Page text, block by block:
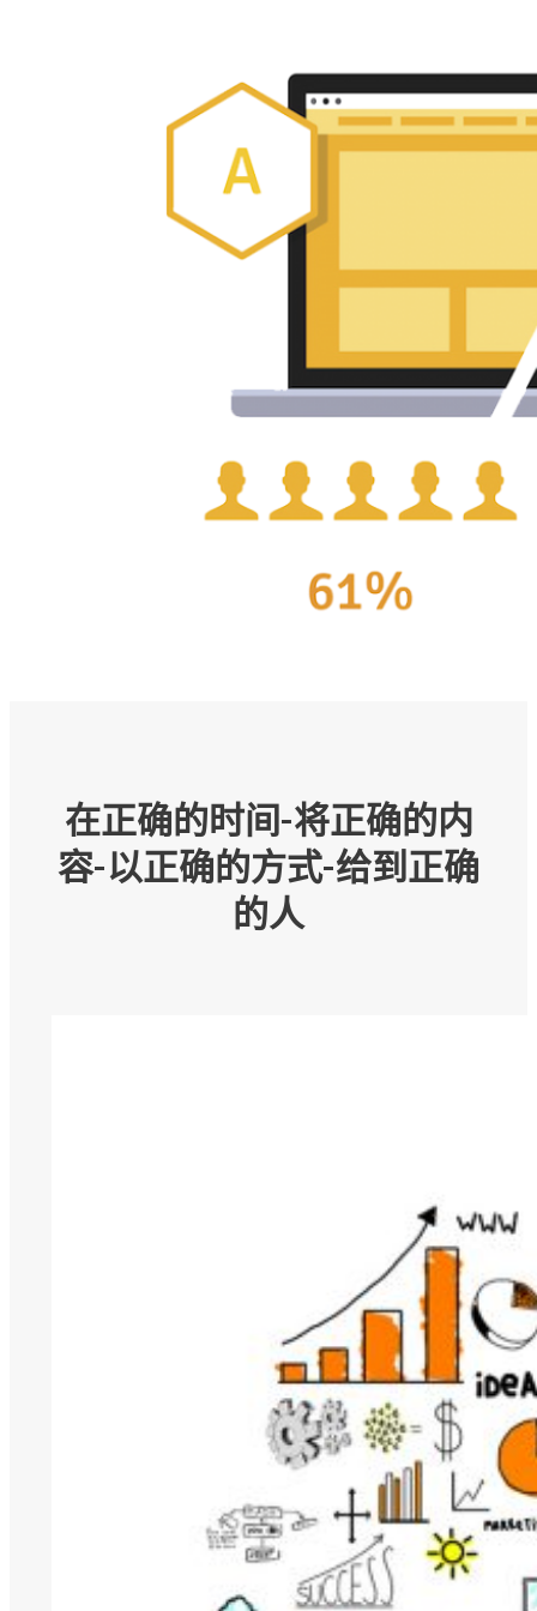
在正确的时间-将正确的内
容-以正确的方式-给到正确
的人